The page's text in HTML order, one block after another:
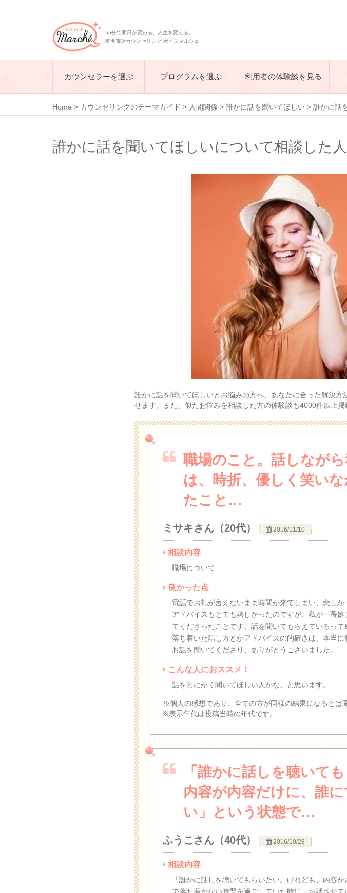
55分で明日が変わる、人生を変える。
匿名電話カウンセリング ボイスマルシェ
カウンセラーを選ぶ プログラムを選ぶ 利用者の体験談を見る
Home > カウンセリングのテーマガイド > 人間関係 > 誰かに話を聞いてほしい > 誰かに話
誰かに話を聞いてほしいについて相談した
誰かに話を聞いてほしいとお悩みの方へ、あなたに合った解決
せます。また、似たお悩みを相談した方の体験談も4000件以上掲
職場のこと。話しなが
は、時折、優しく笑い
たこと…
ミサキさん（20代） 2016/11/10
相談内容
職場について
良かった点
電話でお礼が言えないまま時間が来てしまい、悲しか
アドバイスもとても嬉しかったのですが、私が一番
てくださったことです。話を聞いてもらえているって
落ち着いた話し方とかアドバイスの的確さは、本当に
お話を聞いてくださり、ありがとうございました。
こんな人におススメ！
話をとにかく聞いてほしい人かな、と思います。
※個人の感想であり、全ての方が同様の結果になるとは
※表示年代は投稿当時の年代です。
「誰かに話しを聴いて
内容が内容だけに、誰
い」という状態で…
ふうこさん（40代） 2016/10/28
相談内容
「誰かに話しを聴いてもらいたい。けれども、内容